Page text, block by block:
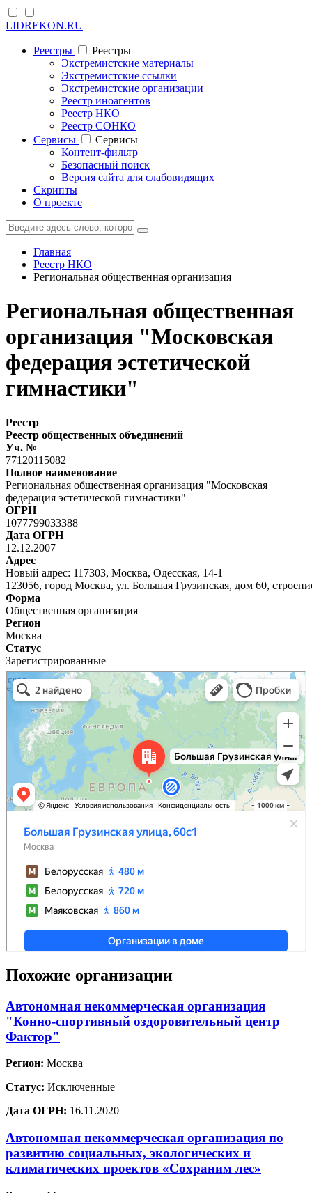
LIDREKON.RU
Реестры
Реестры
Экстремистские материалы
Экстремистские ссылки
Экстремистские организации
Реестр иноагентов
Реестр НКО
Реестр СОНКО
Cервисы
Cервисы
Контент-фильтр
Безопасный поиск
Версия сайта для слабовидящих
Скрипты
О проекте
Главная
Реестр НКО
Региональная общественная организация
Региональная общественная
организация "Московская
федерация эстетической
гимнастики"
Реестр
Реестр общественных объединений
Уч. №
77120115082
Полное наименование
Региональная общественная организация "Московская
федерация эстетической гимнастики"
ОГРН
1077799033388
Дата ОГРН
12.12.2007
Адрес
Новый адрес: 117303, Москва, Одесская, 14-1
123056, город Москва, ул. Большая Грузинская, дом 60,
Форма
Общественная организация
Регион
Москва
Статус
Зарегистрированные
Похожие организации
Автономная некоммерческая организация
"Конно-спортивный оздоровительный центр
Фактор"
Регион: Москва
Статус: Исключенные
Дата ОГРН: 16.11.2020
Автономная некоммерческая организация по
развитию социальных, экологических и
климатических проектов «Сохраним лес»